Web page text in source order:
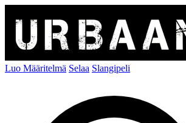
Luo Määritelmä Selaa Slangipeli